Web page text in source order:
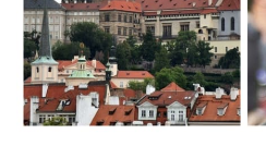
Hry
Cool Esport
Pořady